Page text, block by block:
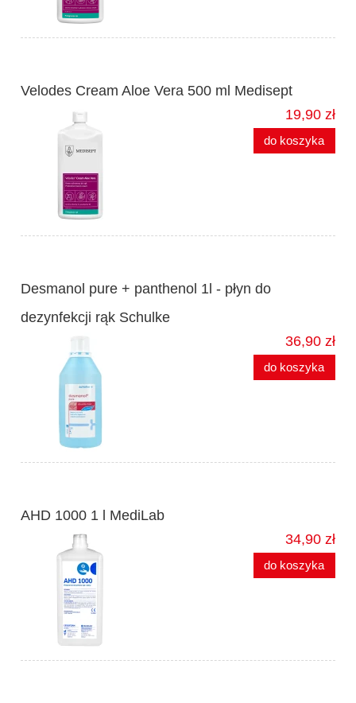
Velodes Cream Aloe Vera 500 ml Medisept
19,90 zł
do koszyka
Desmanol pure + panthenol 1l - płyn do
dezynfekcji rąk Schulke
36,90 zł
do koszyka
AHD 1000 1 l MediLab
34,90 zł
do koszyka